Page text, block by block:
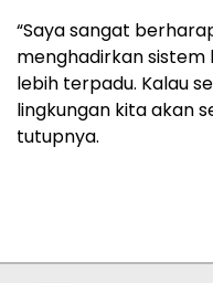
“Saya sangat
menghadirkan sistem
lebih terpadu. Kalau
lingkungan kita akan
tutupnya.